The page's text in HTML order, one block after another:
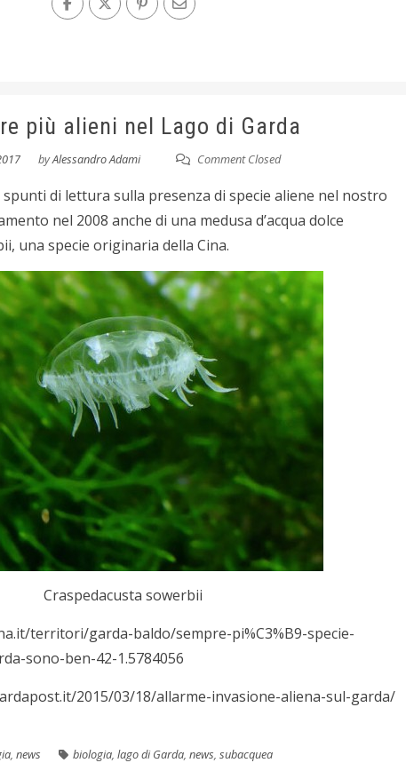
più alieni nel Lago di Garda
byAlessandro Adami Comment Closed
di lettura sulla presenza di specie aliene nel nostro
nel 2008 anche di una medusa d’acqua dolce
una specie originaria della Cina.
Craspedacusta sowerbii
territori/garda-baldo/sempre-pi%C3%B9-specie-
sono-ben-42-1.5784056
2015/03/18/allarme-invasione-aliena-sul-garda/
, news biologia, lago di Garda, news, subacquea